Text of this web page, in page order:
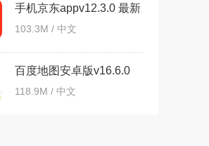
手机京东appv12.3.0 最新
103.3M / 中文
百度地图安卓版v16.6.0
118.9M / 中文